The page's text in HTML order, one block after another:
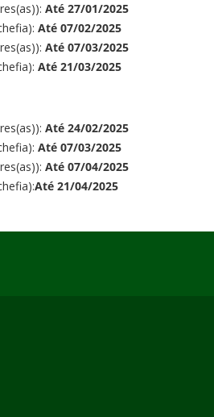
Até 27/01/2025
Até 07/02/2025
Até07/03/2025
Até21/03/2025
Até 24/02/2025
Até 07/03/2025
Até07/04/2025
Até21/04/2025